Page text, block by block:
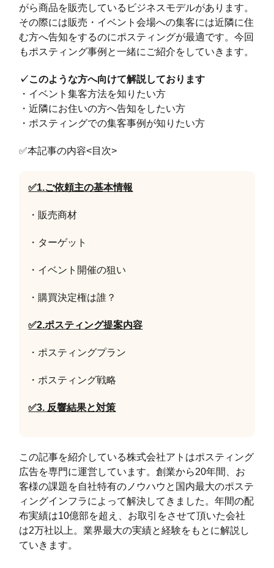
がら商品を販売しているビジネスモデルがあります。
その際には販売・イベント会場への集客には近隣に住
む方へ告知をするのにポスティングが最適です。今回
もポスティング事例と一緒にご紹介をしていきます。
✓このような方へ向けて解説しております
・イベント集客方法を知りたい方
・近隣にお住いの方へ告知をしたい方
・ポスティングでの集客事例が知りたい方
✅本記事の内容<目次>
✅1.ご依頼主の基本情報
・販売商材
・ターゲット
・イベント開催の狙い
・購買決定権は誰？
✅2.ポスティング提案内容
・ポスティングプラン
・ポスティング戦略
✅3. 反響結果と対策
この記事を紹介している株式会社アトはポスティング
広告を専門に運営しています。創業から20年間、お
客様の課題を自社特有のノウハウと国内最大のポステ
ィングインフラによって解決してきました。年間の配
布実績は10億部を超え、お取引をさせて頂いた会社
は2万社以上。業界最大の実績と経験をもとに解説し
ていきます。